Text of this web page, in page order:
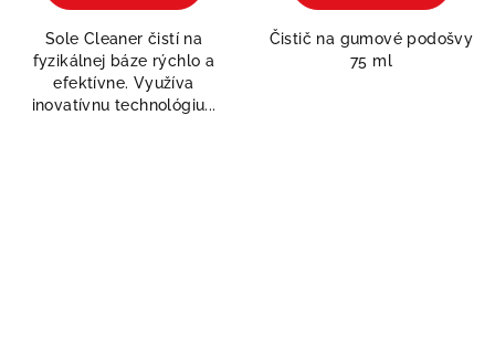
z
5
hviezdičiek.
Sole Cleaner čistí na
fyzikálnej báze rýchlo a
efektívne. Využíva
inovatívnu technológiu...
Čistič na gumové podošvy
75 ml